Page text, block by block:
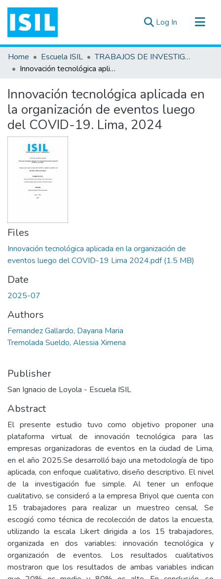
Log In (current)
All of DSpace
Statistics
Documentos ▾
Home Escuela ISIL
TRABAJOS DE INVESTIGACIÓN
Innovación tecnológica aplicada en la organización de eventos luego del COVID-19. Lima, 2024
Innovación tecnológica aplicada en
la organización de eventos luego
del COVID-19. Lima, 2024
Files
Innovación tecnológica aplicada en la organización de
eventos luego del COVID-19 Lima 2024.pdf(1.5 MB)
Date
2025-07
Authors
Fernandez Gallardo, Dayana Maria
Tremolada Sueldo, Alessia Ximena
Publisher
San Ignacio de Loyola - Escuela ISIL
Abstract
El presente estudio tuvo como objetivo proponer una
plataforma virtual de innovación tecnológica para las
empresas organizadoras de eventos en la ciudad de Lima,
en el año 2025.Se desarrolló bajo una metodología de tipo
aplicada, con enfoque cualitativo, diseño descriptivo. El nivel
de la investigación fue simple. Al tener un enfoque
cualitativo, se consideró a la empresa Briyol que cuenta con
15 trabajadores para realizar un muestreo censal. Se
escogió como técnica de recolección de datos la encuesta,
utilizando la escala Likert dirigida a los 15 trabajadores,
organizada en dos variables: innovación tecnológica y
organización de eventos. Los resultados cualitativos
mostraron que los resultados de ambas variables indican